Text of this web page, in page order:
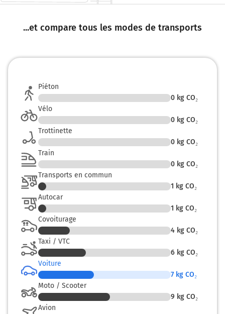
...et compare tous les modes de transports
Piéton
0 kg CO₂
Vélo
0 kg CO₂
Trottinette
0 kg CO₂
Train
0 kg CO₂
Transports en commun
1 kg CO₂
Autocar
1 kg CO₂
Covoiturage
4 kg CO₂
Taxi / VTC
6 kg CO₂
Voiture
7 kg CO₂
Moto / Scooter
9 kg CO₂
Avion